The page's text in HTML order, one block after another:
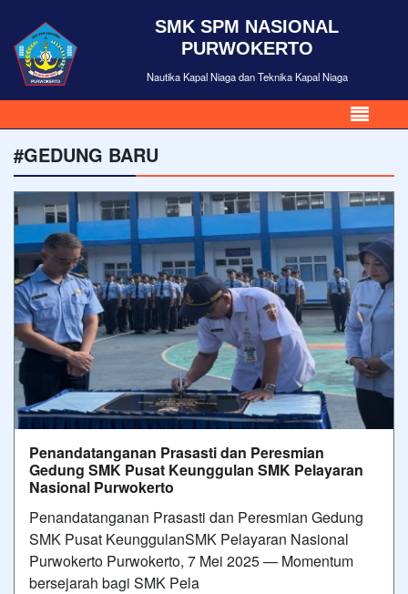
SMK SPM NASIONAL
PURWOKERTO
Nautika Kapal Niaga dan Teknika Kapal Niaga
#GEDUNG BARU
Penandatanganan Prasasti dan Peresmian
Gedung SMK Pusat Keunggulan SMK Pelayaran
Nasional Purwokerto
Penandatanganan Prasasti dan Peresmian Gedung
SMK Pusat KeunggulanSMK Pelayaran Nasional
Purwokerto Purwokerto, 7 Mei 2025 — Momentum
bersejarah bagi SMK Pela